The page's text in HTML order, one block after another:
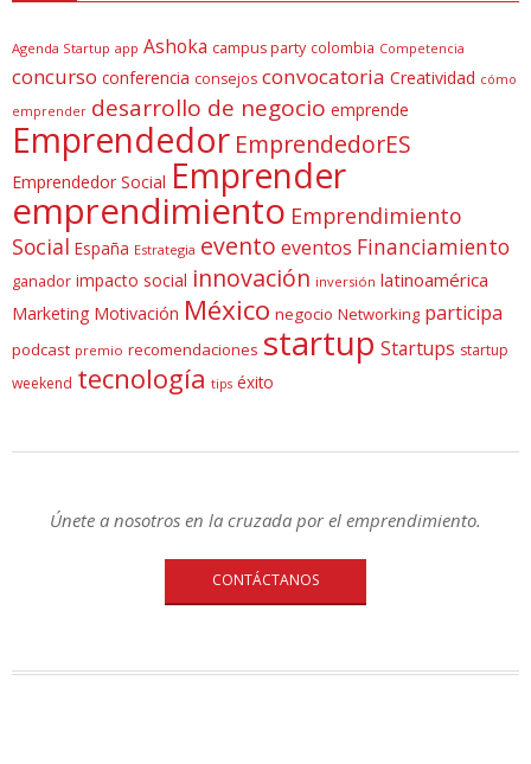
Agenda Startup app Ashoka campus party colombia Competencia
concurso conferencia consejos convocatoria Creatividad cómo
emprender desarrollo de negocio emprende
Emprendedor EmprendedorES
Emprendedor Social Emprender
emprendimiento Emprendimiento
Social España Estrategia evento eventos Financiamiento
ganador impacto social innovación inversión latinoamérica
Marketing Motivación México negocio Networking participa
podcast premio recomendaciones startup Startups startup
weekend tecnología tips éxito
Únete a nosotros en la cruzada por el emprendimiento.
CONTÁCTANOS